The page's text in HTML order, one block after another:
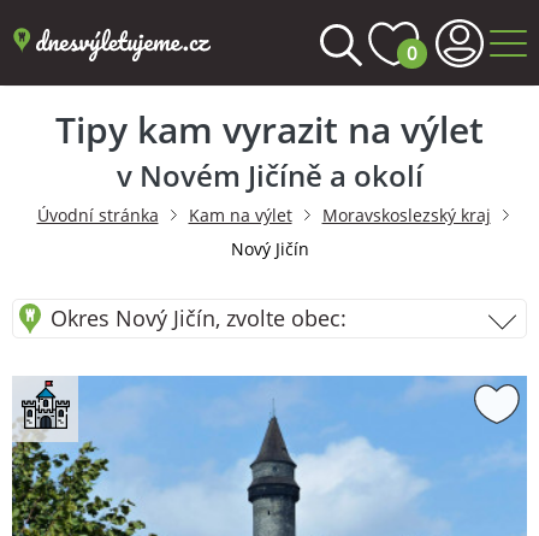
0
Tipy kam vyrazit na výlet
v Novém Jičíně a okolí
Úvodní stránka Kam na výlet
Moravskoslezský kraj
Nový Jičín
Okres Nový Jičín, zvolte obec: